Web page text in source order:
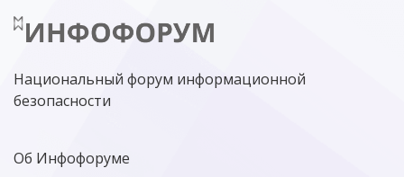
Национальный форум информационной
безопасности
Об Инфофоруме